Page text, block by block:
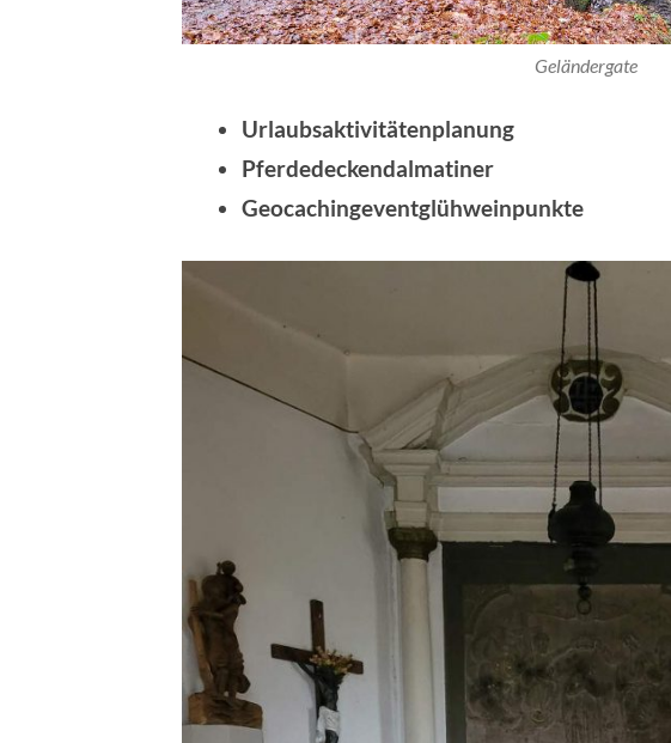
Geländergate
Urlaubsaktivitätenplanung
Pferdedeckendalmatiner
Geocachingeventglühweinpunkte